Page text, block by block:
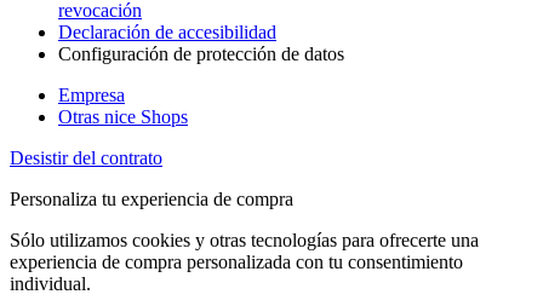
revocación
Declaración de accesibilidad
Configuración de protección de datos
Empresa
Otras nice Shops
Desistir del contrato
Personaliza tu experiencia de compra
Sólo utilizamos cookies y otras tecnologías para ofrecerte una
experiencia de compra personalizada con tu consentimiento
individual.